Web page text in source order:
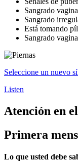
Sangrado
Sangrado
Está tomando
Sangrado
Seleccione un nuevo
Listen
Atención en
Primera
Lo que usted debe